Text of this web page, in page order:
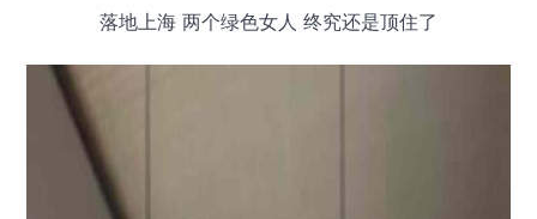
落地上海 两个绿色女人 终究还是顶住了